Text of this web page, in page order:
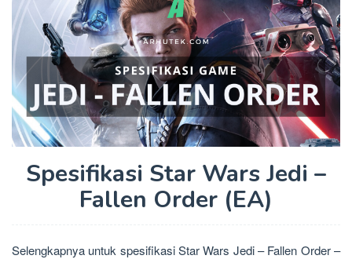
Spesifikasi Star Wars Jedi –
Fallen Order (EA)
Selengkapnya untuk spesifikasi Star Wars Jedi – Fallen Order –